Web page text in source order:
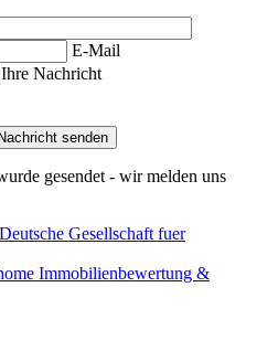
E-Mail
Ihre Nachricht
Nachricht senden
gesendet - wir melden uns